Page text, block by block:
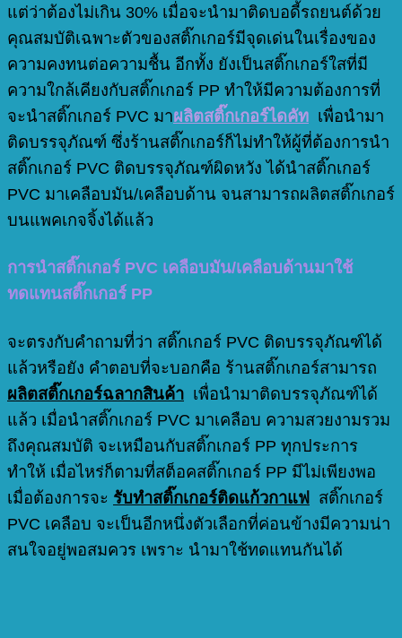
แต่ว่าต้องไม่เกิน 30% เมื่อจะนำมาติดบอดี้รถยนต์ด้วย
คุณสมบัติเฉพาะตัวของสติ๊กเกอร์มีจุดเด่นในเรื่องของ
ความคงทนต่อความชื้น อีกทั้ง ยังเป็นสติ๊กเกอร์ใสที่มี
ความใกล้เคียงกับสติ๊กเกอร์ PP ทำให้มีความต้องการที่
จะนำสติ๊กเกอร์ PVC มาผลิตสติ๊กเกอร์ไดคัท เพื่อนำมา
ติดบรรจุภัณฑ์ ซึ่งร้านสติ๊กเกอร์ก็ไม่ทำให้ผู้ที่ต้องการนำ
สติ๊กเกอร์ PVC ติดบรรจุภัณฑ์ผิดหวัง ได้นำสติ๊กเกอร์
PVC มาเคลือบมัน/เคลือบด้าน จนสามารถผลิตสติ๊กเกอร์
บนแพคเกจจิ้งได้แล้ว
การนำสติ๊กเกอร์ PVC เคลือบมัน/เคลือบด้านมาใช้
ทดแทนสติ๊กเกอร์ PP
จะตรงกับคำถามที่ว่า สติ๊กเกอร์ PVC ติดบรรจุภัณฑ์ได้
แล้วหรือยัง คำตอบที่จะบอกคือ ร้านสติ๊กเกอร์สามารถ
ผลิตสติ๊กเกอร์ฉลากสินค้า เพื่อนำมาติดบรรจุภัณฑ์ได้
แล้ว เมื่อนำสติ๊กเกอร์ PVC มาเคลือบ ความสวยงามรวม
ถึงคุณสมบัติ จะเหมือนกับสติ๊กเกอร์ PP ทุกประการ
ทำให้ เมื่อไหร่ก็ตามที่สต็อคสติ๊กเกอร์ PP มีไม่เพียงพอ
เมื่อต้องการจะ รับทําสติ๊กเกอร์ติดแก้วกาแฟ สติ๊กเกอร์
PVC เคลือบ จะเป็นอีกหนึ่งตัวเลือกที่ค่อนข้างมีความน่า
สนใจอยู่พอสมควร เพราะ นำมาใช้ทดแทนกันได้